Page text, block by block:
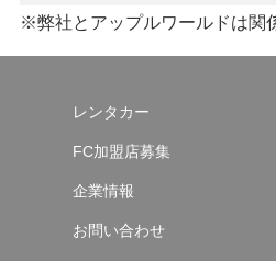
※弊社とアップルワールドは関
レンタカー
FC加盟店募集
企業情報
お問い合わせ